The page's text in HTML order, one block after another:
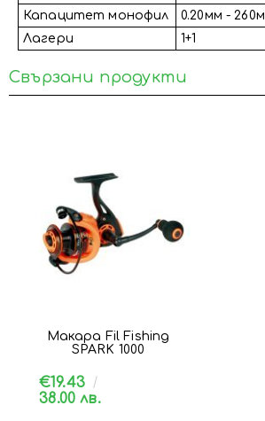
Капацитет монофил
0.20мм - 260м
Лагери
1+1
Свързани продукти
Макара Fil Fishing
SPARK 1000
€19.43
38.00 лв.